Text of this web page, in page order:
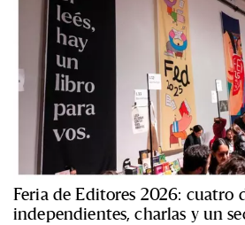
Feria de Editores 2026: cuatro
independientes, charlas y un